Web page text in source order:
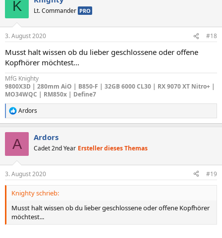
e
:
K Lt. Commander PRO
3. August 2020 #18
Musst halt wissen ob du lieber geschlossene oder offene
Kopfhörer möchtest...
MfG Knighty
9800X3D | 280mm AiO | B850-F | 32GB 6000 CL30 | RX 9070 XT Nitro+ |
MO34WQC | RM850x | Define7
R
e
e
n
Ardors
A Ardors
Cadet 2nd Year Ersteller dieses Themas
3. August 2020 #19
Knighty schrieb:
Musst halt wissen ob du lieber geschlossene oder offene Kopfhörer
möchtest...